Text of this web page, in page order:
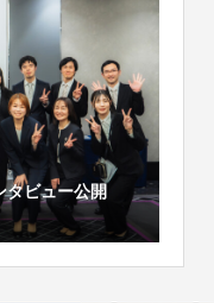
ビュー公開